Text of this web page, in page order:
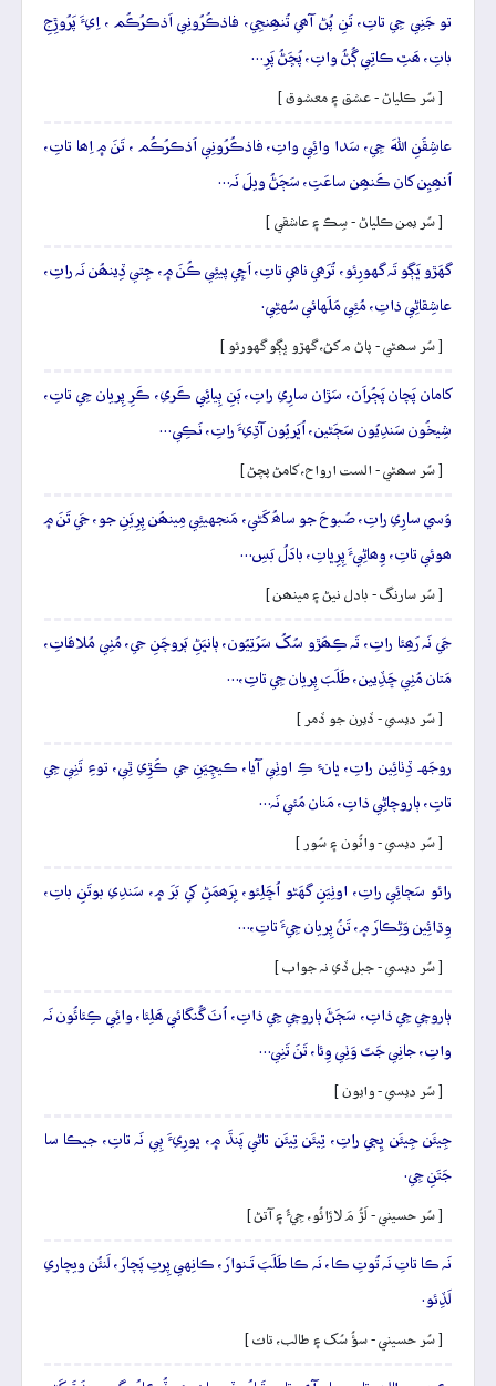
تو جَنِي جِي تاتِ، تَنِ پُڻ آھي تُنھِنجِي، فاذڪُرُونِي اَذڪرُڪُم ، اِيءَ پَرُوڙِجِ
باتِ، ھَٿِ ڪاتِي ڳُڻُ واتِ، پُڇَڻُ پَرِ…
[ سُر ڪلياڻ - عشق ۽ معشوق ]
عاشِقَنِ اللهَ جِي، سَدا وائِي واتِ، فاذڪُرُونِي اَذڪرُڪُم ، تَنَ ۾ اِھا تاتِ،
اُنھِيِن کان ڪَنھِن ساعَتِ، سَڄَڻُ ويلَ نَہ…
[ سُر يمن ڪلياڻ - سِڪ ۽ عاشقي ]
گهَڙو ڀَڳو تَہ گهورِئو، تُرَھي ناھي تاتِ، اَچِي پيئِي ڪُنَ ۾، جِتي ڏِينھُن نَہ راتِ،
عاشِقاڻِي ذاتِ، مُئِي مَلَهائي سُهڻِي.
[ سُر سھڻي - پاڻ م کڻ، گهڙو ڀڳو گهورئو ]
کامان پَچان پَڄُراَن، سَڙان سارِي راتِ، ٻَنِ ٻِيائِي ڪَري، ڪَرِ پِريان جِي تاتِ،
شِيخُون سَندِيُون سَڄَڻين، اُڀَريُون آڌِيءَ راتِ، نَڪِي…
[ سُر سھڻي - الست ارواح، کامڻ پچڻ ]
وَسي سارِي راتِ، صُبوحَ جو ساھُ کَڻي، مَنجهيئِي مِينھُن پِرِيَنِ جو، جَي تَنَ ۾
ھوئي تاتِ، وِھاڻِيءَ پِرِڀاتِ، بادَلُ بَسِ…
[ سُر سارنگ - بادل نيڻ ۽ مينھن ]
جَي نَہ رَھِئا راتِ، تَہ ڪِھَڙو سُکُ سَرَتِيُون، ٻانڀَڻِ ٻَروچَنِ جي، مُٺِي مُلاقاتِ،
مَتان مُٺِي ڇَڏِيين، طَلَبَ پِريان جِي تاتِ،…
[ سُر ديسي - ڏيرن جو ڏمر ]
روجَهہ ڏِٺائِين راتِ، ڀانءِ ڪِ اوٺِي آيا، ڪيچِيَنِ جي ڪَڙِي ٿِي، توءِ تَنِي جِي
تاتِ، ٻاروچاڻِي ذاتِ، مَنان مُئي نَہ…
[ سُر ديسي - واٽُون ۽ سُور ]
رائو سَڄائِي راتِ، اوٺِيَنِ گهَڻو اُڇَلِئو، بِرَھمَڻِ کي بَرَ ۾، سَندِي بوتَنِ باتِ،
وِڌائِين وَڻِڪارَ ۾، تَنُ پِريان جِيءَ تاتِ،…
[ سُر ديسي - جبل ڏي نہ جواب ]
ٻاروچي جِي ذاتِ، سَڄَڻَ ٻاروچي جِي ذاتِ، اُٺَ گُنگائي ھَلِئا، وائِي ڪِئائُون نَہ
واتِ، جانِي جَتَ وَٺِي وِئا، تَنَ تَنِي…
[ سُر ديسي - وايون ]
جِيئَن جِيئَن ڀِڄي راتِ، تِيئَن تِيئَن تاڻي پَنڌَ ۾، ڀورِيءَ ٻِي نَہ تاتِ، جيڪا سا
جَتَنِ جِي.
[ سُر حسيني - لَڙُ مَ لاڙائُو، جِيءُ ۽ آتڻ ]
نَہ ڪا تاتِ نَہ تُوتِ ڪا، نَہ ڪا طَلَبَ تَـنوارَ، ڪانِهي پِرتِ پَچارَ، لَنئُن ويچاري
لَڏِئو.
[ سُر حسيني - سؤُ سُک ۽ طالب، تات ]